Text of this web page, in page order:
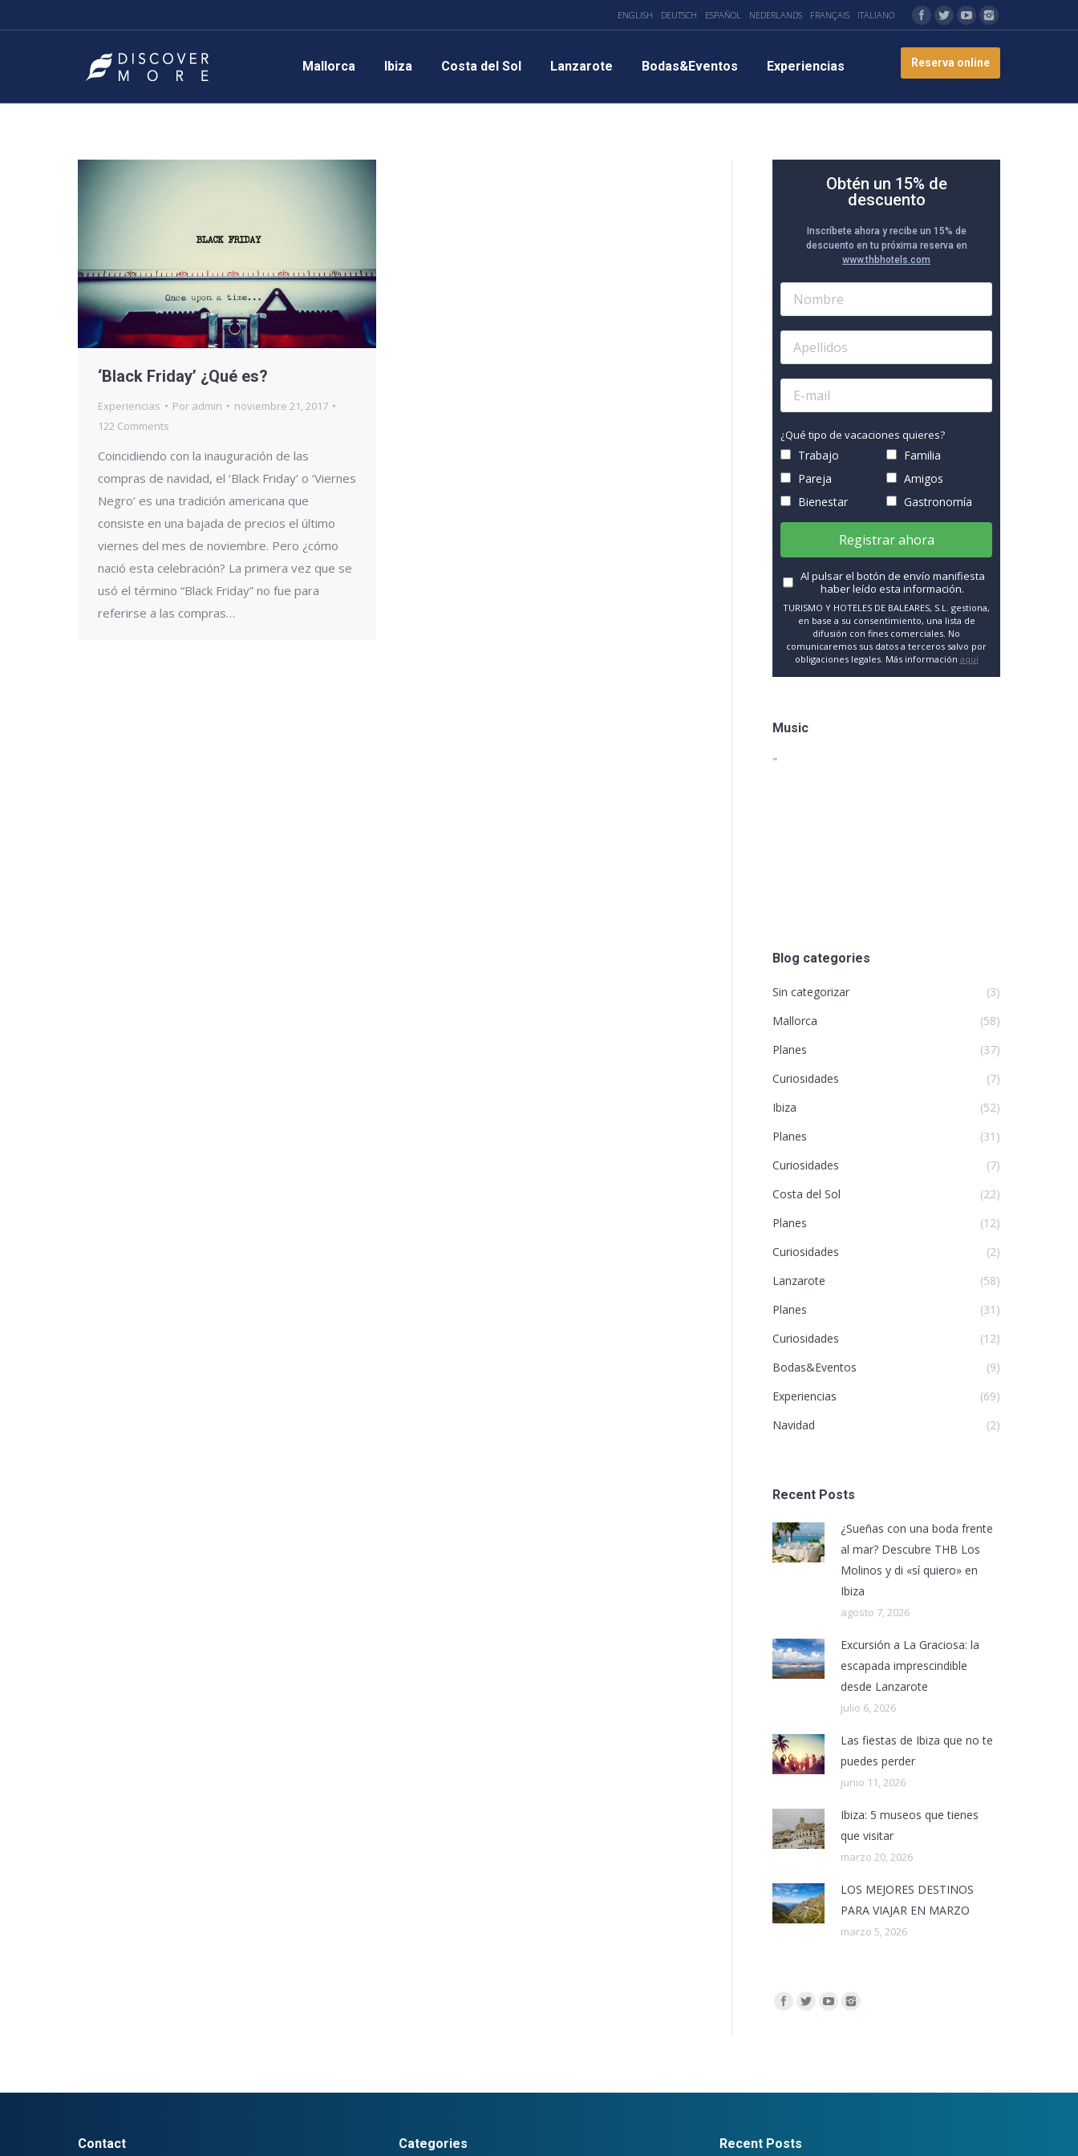
ENGLISH DEUTSCH ESPAÑOL NEDERLANDS FRANÇAIS ITALIANO
Mallorca Ibiza Costa del Sol Lanzarote Bodas&Eventos Experiencias Reserva online
‘Black Friday’ ¿Qué es?
Experiencias Por admin
noviembre 21, 2017
122 Comments
Coincidiendo con la inauguración de las
compras de navidad, el ‘Black Friday’ o ‘Viernes
Negro’ es una tradición americana que
consiste en una bajada de precios el último
viernes del mes de noviembre. Pero ¿cómo
nació esta celebración? La primera vez que se
usó el término “Black Friday” no fue para
referirse a las compras…
Obtén un 15% de
descuento
Inscríbete ahora y recibe un 15% de
descuento en tu próxima reserva en
www.thbhotels.com
¿Qué tipo de vacaciones quieres?
Trabajo
Familia
Pareja
Amigos
Bienestar
Gastronomía
Registrar ahora
Al pulsar el botón de envío manifiesta
haber leído esta información.
TURISMO Y HOTELES DE BALEARES, S.L. gestiona,
en base a su consentimiento, una lista de
difusión con fines comerciales. No
comunicaremos sus datos a terceros salvo por
obligaciones legales. Más información aquí
Music
"
Blog categories
Sin categorizar
(3)
Mallorca
(58)
Planes
(37)
Curiosidades
(7)
Ibiza
(52)
Planes
(31)
Curiosidades
(7)
Costa del Sol
(22)
Planes
(12)
Curiosidades
(2)
Lanzarote
(58)
Planes
(31)
Curiosidades
(12)
Bodas&Eventos
(9)
Experiencias
(69)
Navidad
(2)
Recent Posts
¿Sueñas con una boda frente
al mar? Descubre THB Los
Molinos y di «sí quiero» en
Ibiza
agosto 7, 2026
Excursión a La Graciosa: la
escapada imprescindible
desde Lanzarote
julio 6, 2026
Las fiestas de Ibiza que no te
puedes perder
junio 11, 2026
Ibiza: 5 museos que tienes
que visitar
marzo 20, 2026
LOS MEJORES DESTINOS
PARA VIAJAR EN MARZO
marzo 5, 2026
Encuéntranos en:
Contact Categories Recent Posts